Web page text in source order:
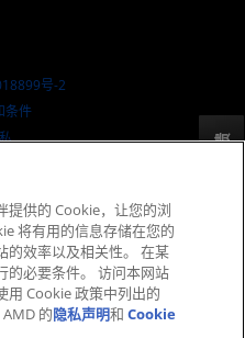
反馈
号-2
条件
竞争
策略
政策
设置
提供的 Cookie，让您的浏
将有用的信息存储在您的
的效率以及相关性。 在某
的必要条件。 访问本网站
用 Cookie 政策中列出的
的隐私声明和Cookie